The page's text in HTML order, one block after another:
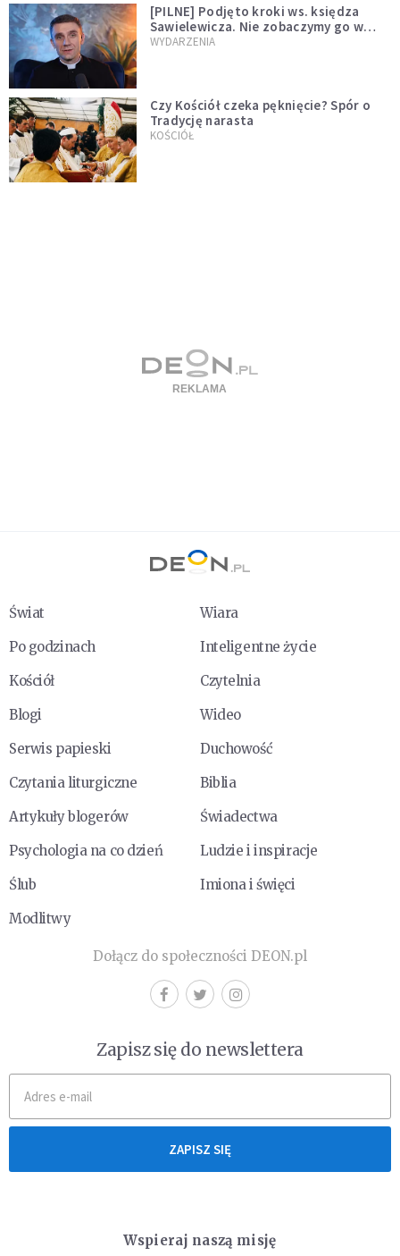
[PILNE] Podjęto kroki ws. księdza
Sawielewicza. Nie zobaczymy go w
mediach
WYDARZENIA
Czy Kościół czeka pęknięcie? Spór o
Tradycję narasta
KOŚCIÓŁ
Świat
Wiara
Po godzinach
Inteligentne życie
Kościół
Czytelnia
Blogi
Wideo
Serwis papieski
Duchowość
Czytania liturgiczne
Biblia
Artykuły blogerów
Świadectwa
Psychologia na co dzień
Ludzie i inspiracje
Ślub
Imiona i święci
Modlitwy
Dołącz do społeczności DEON.pl
Zapisz się do newslettera
ZAPISZ SIĘ
Wspieraj naszą misję